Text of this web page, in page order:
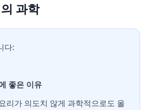
과학
다:
좋은 이유
리가 의도치 않게 과학적으로도 올